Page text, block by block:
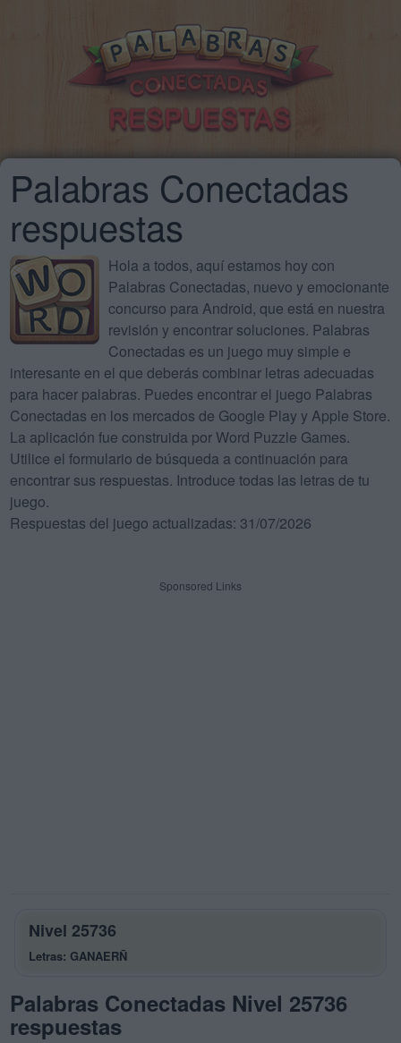
Palabras Conectadas
respuestas
Hola a todos, aquí estamos hoy con
Palabras Conectadas, nuevo y emocionante
concurso para Android, que está en nuestra
revisión y encontrar soluciones. Palabras
Conectadas es un juego muy simple e
interesante en el que deberás combinar letras adecuadas
para hacer palabras. Puedes encontrar el juego Palabras
Conectadas en los mercados de Google Play y Apple Store.
La aplicación fue construida por Word Puzzle Games.
Utilice el formulario de búsqueda a continuación para
encontrar sus respuestas. Introduce todas las letras de tu
juego.
Respuestas del juego actualizadas: 31/07/2026
Sponsored Links
Nivel 25736
Letras: GANAERÑ
Palabras Conectadas Nivel 25736
respuestas